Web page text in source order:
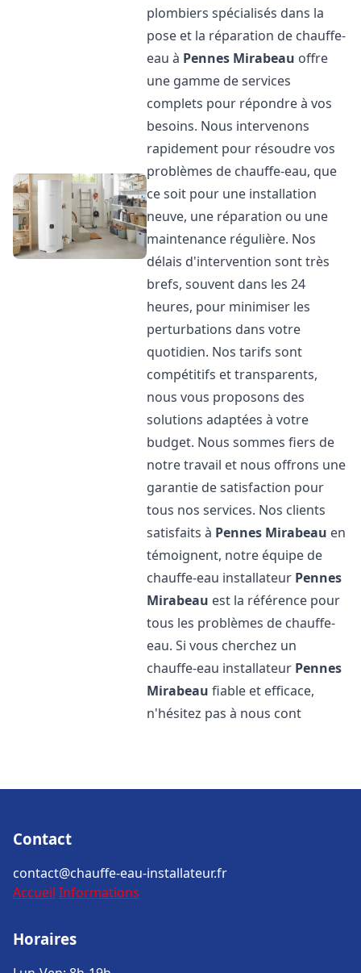
plombiers spécialisés dans la
pose et la réparation de chauffe-
eau à Pennes Mirabeau offre
une gamme de services
complets pour répondre à vos
besoins. Nous intervenons
rapidement pour résoudre vos
problèmes de chauffe-eau, que
ce soit pour une installation
neuve, une réparation ou une
maintenance régulière. Nos
délais d'intervention sont très
brefs, souvent dans les 24
heures, pour minimiser les
perturbations dans votre
quotidien. Nos tarifs sont
compétitifs et transparents,
nous vous proposons des
solutions adaptées à votre
budget. Nous sommes fiers de
notre travail et nous offrons une
garantie de satisfaction pour
tous nos services. Nos clients
satisfaits à Pennes Mirabeau en
témoignent, notre équipe de
chauffe-eau installateur Pennes
Mirabeau est la référence pour
tous les problèmes de chauffe-
eau. Si vous cherchez un
chauffe-eau installateur Pennes
Mirabeau fiable et efficace,
n'hésitez pas à nous cont
Contact
contact@chauffe-eau-installateur.fr
Accueil Informations
Horaires